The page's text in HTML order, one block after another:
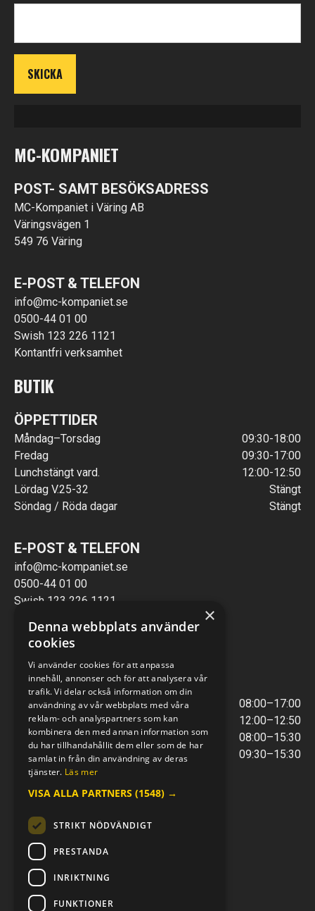
MC-KOMPANIET
POST- SAMT BESÖKSADRESS
MC-Kompaniet i Väring AB
Väringsvägen 1
549 76 Väring
E-POST & TELEFON
info@mc-kompaniet.se
0500-44 01 00
Swish 123 226 1121
Kontantfri verksamhet
BUTIK
ÖPPETTIDER
Måndag–Torsdag
09:30-18:00
Fredag
09:30-17:00
Lunchstängt vard.
12:00-12:50
Lördag V.25-32
Stängt
Söndag / Röda dagar
Stängt
E-POST & TELEFON
info@mc-kompaniet.se
0500-44 01 00
Swish 123 226 1121
VERKSTAD
ÖPPETTIDER
Måndag - Torsdag
08:00–17:00
Lunchstängt
12:00–12:50
Fredagar
08:00–15:30
Telefontider
09:30–15:30
E-POST & TELEFON
verkstaden@mc-kompaniet.se
0500-44 01 00
Swish 123 226 1121
Kontantfri verksamhet
FÖLJ OSS
×
Denna webbplats använder
cookies
Vi använder cookies för att anpassa
innehåll, annonser och för att analysera vår
trafik. Vi delar också information om din
användning av vår webbplats med våra
reklam- och analyspartners som kan
kombinera den med annan information som
du har tillhandahållit dem eller som de har
samlat in från din användning av deras
tjänster. Läs mer
VISA ALLA PARTNERS (1548) →
STRIKT NÖDVÄNDIGT
PRESTANDA
INRIKTNING
FUNKTIONER